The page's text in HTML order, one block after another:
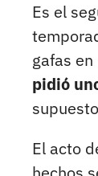
Es el
gafas
pidió
El acto